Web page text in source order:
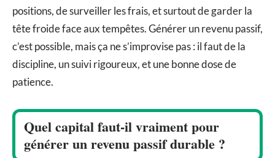
positions, de surveiller les frais, et surtout de garder la
tête froide face aux tempêtes. Générer un revenu passif,
c’est possible, mais ça ne s’improvise pas : il faut de la
discipline, un suivi rigoureux, et une bonne dose de
patience.
Quel capital faut-il vraiment pour
générer un revenu passif durable ?